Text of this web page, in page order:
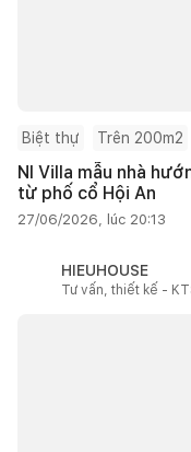
Biệt thự Trên 200m2
NI Villa mẫu nhà
từ phố cổ Hội An
27/06/2026, lúc 20:13
HIEUHOUSE
Tư vấn, thiết kế -